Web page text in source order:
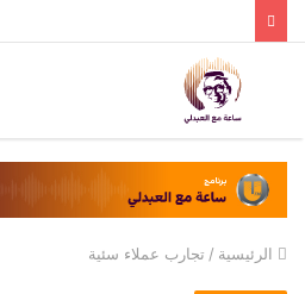
الرئيسية / تجارب عملاء سئية